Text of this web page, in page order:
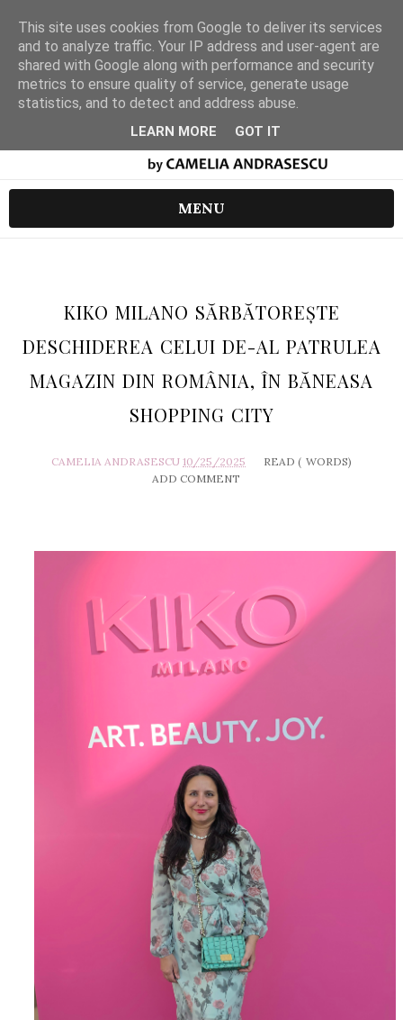
MENU
KIKO MILANO SĂRBĂTOREȘTE
DESCHIDEREA CELUI DE-AL PATRULEA
MAGAZIN DIN ROMÂNIA, ÎN BĂNEASA
SHOPPING CITY
CAMELIA ANDRASESCU 10/25/2025 READ ( WORDS)
ADD COMMENT
This site uses cookies from Google to deliver its services
and to analyze traffic. Your IP address and user-agent are
shared with Google along with performance and security
metrics to ensure quality of service, generate usage
statistics, and to detect and address abuse.
LEARN MORE GOT IT